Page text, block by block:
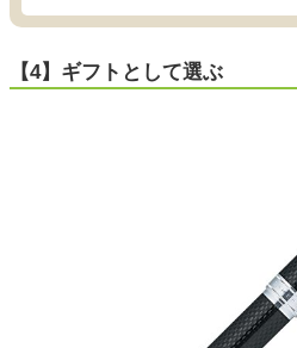
【4】ギフトとして選ぶ